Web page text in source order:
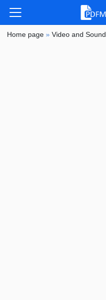
Home page »Video and Sound